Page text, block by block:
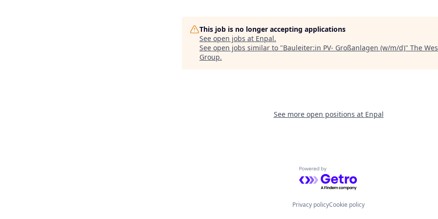
This job is no longer accepting applications
See open jobs at Enpal.
See open jobs similar to "Bauleiter:in PV- Großanlagen (w/m/d)" The
Group.
See more open positions at Enpal
Powered by Getro.com
Privacy policyCookie policy